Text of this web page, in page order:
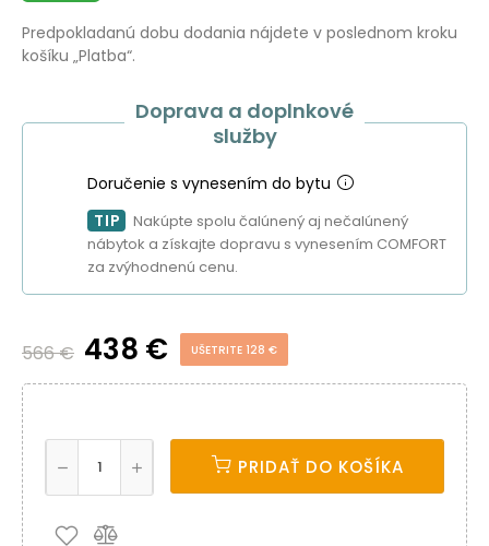
Predpokladanú dobu dodania nájdete v poslednom kroku
košíku „Platba“.
Doprava a doplnkové
služby
Doručenie s vynesením do bytu
TIP
Nakúpte spolu čalúnený aj nečalúnený
nábytok a získajte dopravu s vynesením COMFORT
za zvýhodnenú cenu.
566 € 438 € UŠETRITE 128 €
PRIDAŤ DO KOŠÍKA